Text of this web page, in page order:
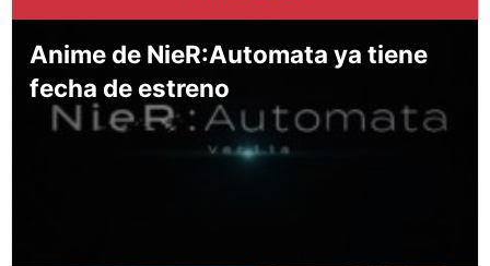
Anime de NieR:Automata ya tiene
fecha de estreno